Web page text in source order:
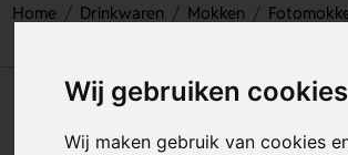
Wij gebruiken cookies
Wij maken gebruik van cookies
Home Drinkwaren Mokken
Harnet Sublimatie Mok
Artikelnummer: 130996